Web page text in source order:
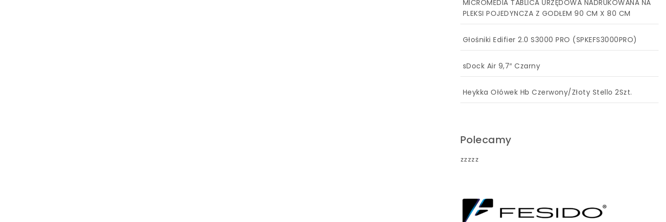
MICROMEDIA TABLICA URZĘDOWA NADRUKOWANA NA
PLEKSI POJEDYNCZA Z GODŁEM 90 CM X 80 CM
Głośniki Edifier 2.0 S3000 PRO (SPKEFS3000PRO)
sDock Air 9,7″ Czarny
Heykka Ołówek Hb Czerwony/Złoty Stello 2Szt.
Polecamy
zzzzz